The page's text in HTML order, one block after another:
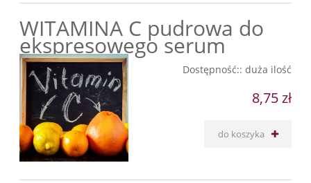
WITAMINA C pudrowa do
ekspresowego serum
Dostępność:: duża ilość
8,75 zł
do koszyka